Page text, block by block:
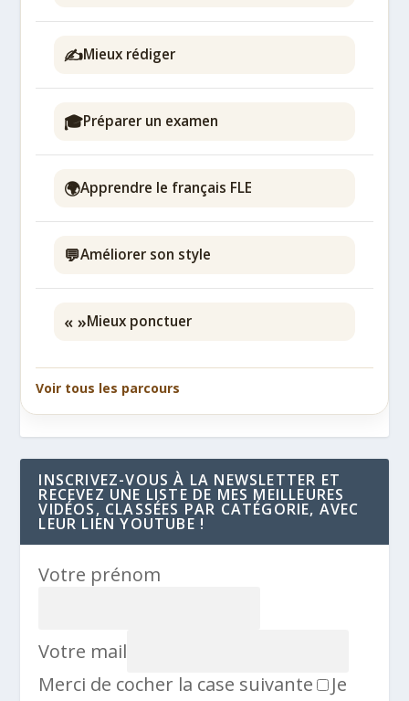
✍️Mieux rédiger
🎓Préparer un examen
🌍Apprendre le français FLE
💬Améliorer son style
« »Mieux ponctuer
Voir tous les parcours
INSCRIVEZ-VOUS À LA NEWSLETTER ET
RECEVEZ UNE LISTE DE MES MEILLEURES
VIDÉOS, CLASSÉES PAR CATÉGORIE, AVEC
LEUR LIEN YOUTUBE !
Votre prénom
Votre mail
Merci de cocher la case suivante
Je